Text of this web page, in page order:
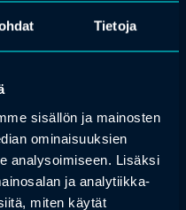
Tietoja
sisällön ja mainosten
ominaisuuksien
analysoimiseen. Lisäksi
ja analytiikka-
miten käytät
työkyvyn tukemiseen ja
— Bluesky